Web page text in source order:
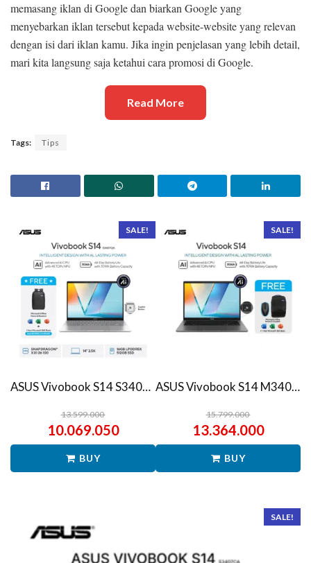
memasang iklan di Google dan biarkan Google yang
menyebarkan iklan tersebut kepada website-website yang relevan
dengan isi dari iklan kamu. Jika ingin penjelasan yang lebih detail,
mari kita langsung saja ketahui cara promosi di Google.
Read More
Tags: Tips
SALE!
ASUS Vivobook S14 S3407QA – IPSP151M – Matte Gray
13.599.000
10.069.050
BUY
SALE!
ASUS Vivobook S14 M3407HA Ryzen 7 260 1TB SSD 16GB WUXGA IPS Win11+OHS
15.799.000
13.364.000
BUY
SALE!